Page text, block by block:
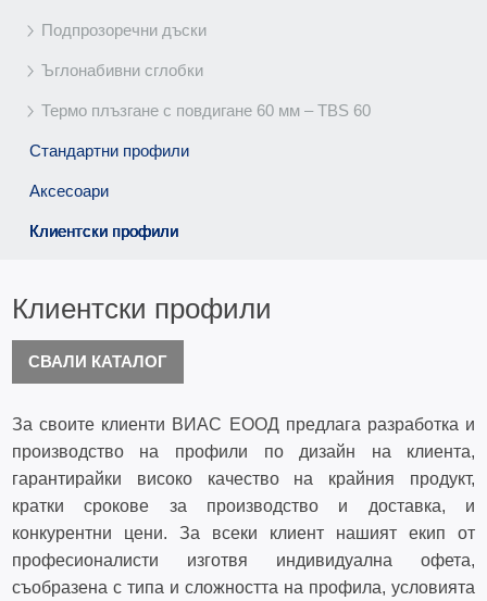
Подпрозоречни дъски
Ъглонабивни сглобки
Термо плъзгане с повдигане 60 мм – TBS 60
Стандартни профили
Аксесоари
Клиентски профили
Клиентски профили
СВАЛИ КАТАЛОГ
За своите клиенти ВИАС ЕООД предлага разработка и
производство на профили по дизайн на клиента,
гарантирайки високо качество на крайния продукт,
кратки срокове за производство и доставка, и
конкурентни цени. За всеки клиент нашият екип от
професионалисти изготвя индивидуална офета,
съобразена с типа и сложността на профила, условията